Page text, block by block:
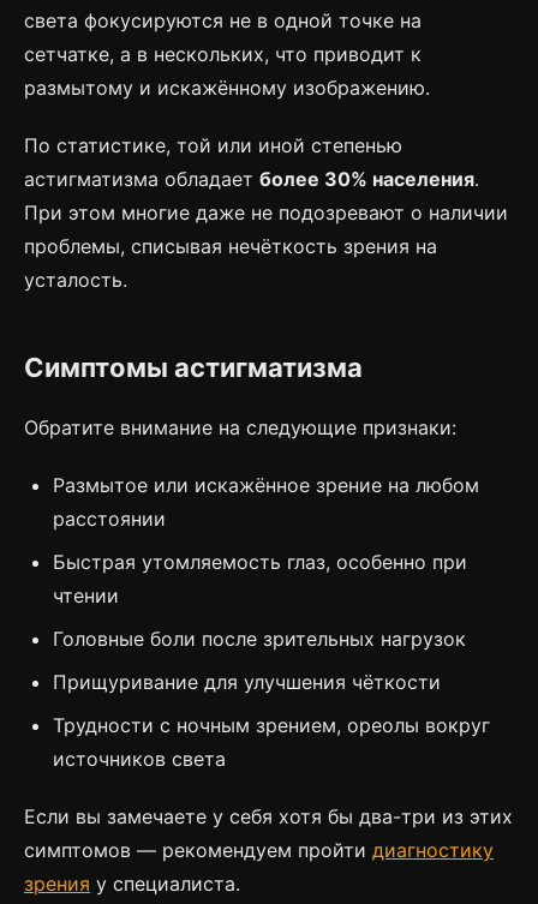
света фокусируются не в одной точке на
сетчатке, а в нескольких, что приводит к
размытому и искажённому изображению.
По статистике, той или иной степенью
астигматизма обладает более 30% населения.
При этом многие даже не подозревают о наличии
проблемы, списывая нечёткость зрения на
усталость.
Симптомы астигматизма
Обратите внимание на следующие признаки:
Размытое или искажённое зрение на любом
расстоянии
Быстрая утомляемость глаз, особенно при
чтении
Головные боли после зрительных нагрузок
Прищуривание для улучшения чёткости
Трудности с ночным зрением, ореолы вокруг
источников света
Если вы замечаете у себя хотя бы два-три из этих
симптомов — рекомендуем пройти диагностику
зрения у специалиста.